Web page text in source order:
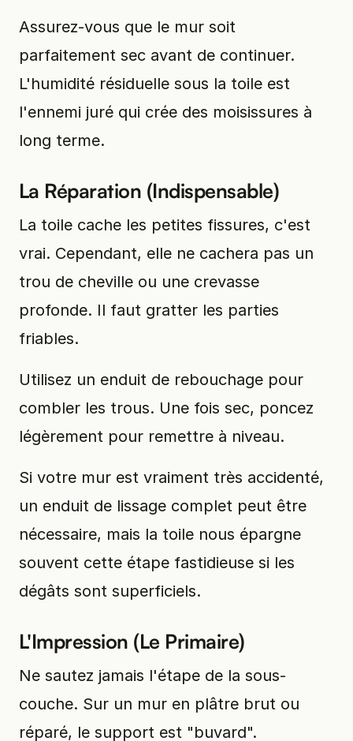
Assurez-vous que le mur soit
parfaitement sec avant de continuer.
L'humidité résiduelle sous la toile est
l'ennemi juré qui crée des moisissures à
long terme.
La Réparation (Indispensable)
La toile cache les petites fissures, c'est
vrai. Cependant, elle ne cachera pas un
trou de cheville ou une crevasse
profonde. Il faut gratter les parties
friables.
Utilisez un enduit de rebouchage pour
combler les trous. Une fois sec, poncez
légèrement pour remettre à niveau.
Si votre mur est vraiment très accidenté,
un enduit de lissage complet peut être
nécessaire, mais la toile nous épargne
souvent cette étape fastidieuse si les
dégâts sont superficiels.
L'Impression (Le Primaire)
Ne sautez jamais l'étape de la sous-
couche. Sur un mur en plâtre brut ou
réparé, le support est "buvard".